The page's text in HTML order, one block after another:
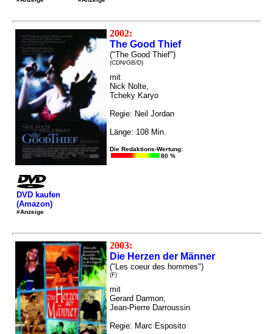
2002:
The Good Thief
("The Good Thief")
(CDN/GB/D)
mit
Nick Nolte,
Tcheky Karyo
Regie: Neil Jordan
Länge: 108 Min.
Die Redaktions-Wertung:
80 %
DVD kaufen
(Amazon)
#Anzeige
2003:
Die Herzen der Männer
("Les coeur des hommes")
(F)
mit
Gerard Darmon,
Jean-Pierre Darroussin
Regie: Marc Esposito